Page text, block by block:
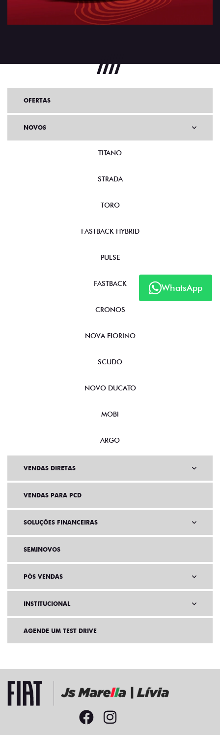
WhatsApp
OFERTAS
NOVOS
TITANO
STRADA
TORO
FASTBACK HYBRID
PULSE
FASTBACK
CRONOS
NOVA FIORINO
SCUDO
NOVO DUCATO
MOBI
ARGO
VENDAS DIRETAS
VENDAS PARA PCD
SOLUÇÕES FINANCEIRAS
SEMINOVOS
PÓS VENDAS
INSTITUCIONAL
AGENDE UM TEST DRIVE